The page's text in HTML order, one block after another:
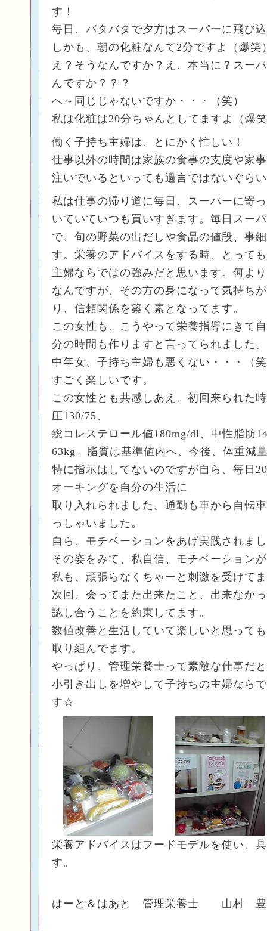
す！
毎日、バタバタで夕方はスーパーに飛び
しかも、朝の化粧なんて2分ですよ（爆笑
え？そうなんですか？え、本当に？スー
んですか？？？
へ～同じじゃないですか・・・（笑）
私は化粧は20分ちゃんとしてますよ（爆
働く子持ち主婦は、とにかく忙しい！
仕事以外の時間は家族の食事の支度や家
注いでいるといっても過言ではないぐら
私は仕事の帰り道に毎日、スーパーに寄
いていていつも買いすぎます。毎日スー
で、旬の野菜の出だしや食品の値段、事
す。栄養のアドバイスをする時、とって
主婦ならではの強みだと思います。何よ
なんですが、その方の身になって気持ち
り、信頼関係を築く素となってます。
この女性も、こうやって栄養指導にきて
分の時間も作りますと言ってられました。
中年女、子持ち主婦も悪くない・・・（
すごく楽しいです。
この女性とも共感しあえ、初回来られた
圧130/75、
総コレステロール値180mg/dl、中性脂肪
63kg。脂質は基準値内へ、今後、体重減
特に指示はしてないのですが自ら、毎日
オーキングを自分の生活に
取り入れられました。通勤も車から自転
っしゃいました。
自ら、モチベーションをあげ実践されま
その姿をみて、私自信、モチベーション
私も、頑張らなくちゃーと刺激を受けて
次回、会ってまた出来たこと、出来なか
認し合うことを約束してます。
数値改善と生活していて楽しいと思って
取り組んでます。
やっぱり、管理栄養士って素敵な仕事だ
小引き出しを増やして子持ちの主婦なら
す☆
栄養アドバイスはフードモデルを使い、
す。
はーと＆はあと 管理栄養士 山村